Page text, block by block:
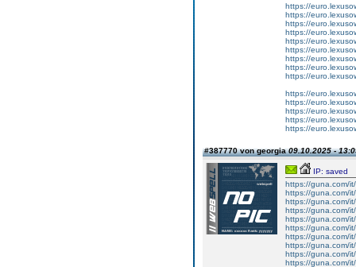
https://
https://
https://
https://
https://
https://
https://
https://
https://
https://
https://
https://
https://
https://
#387770 von georgia09.10.2025 -
IP: saved
https://guna.com/
https://guna.com/
https://guna.com/
https://guna.com/
https://guna.com/
https://guna.com/
https://guna.com/
https://guna.com/
https://guna.com/
https://guna.com/